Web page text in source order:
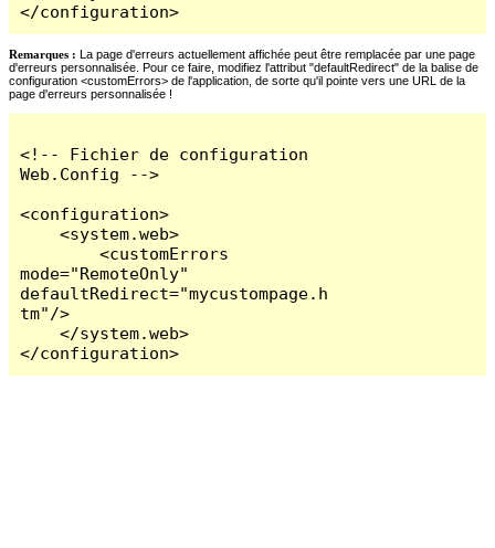
</configuration>
Remarques : La page d'erreurs actuellement affichée peut être remplacée par une page
d'erreurs personnalisée. Pour ce faire, modifiez l'attribut "defaultRedirect" de la balise de
configuration <customErrors> de l'application, de sorte qu'il pointe vers une URL de la
page d'erreurs personnalisée !
<!-- Fichier de configuration
Web.Config -->
<configuration>
    <system.web>
        <customErrors
mode="RemoteOnly"
defaultRedirect="mycustompage.h
tm"/>
    </system.web>
</configuration>